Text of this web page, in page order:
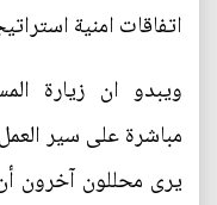
اتفاقات امنية
ويبدو ان زيارة
مباشرة على سير
يرى محللون آخرون